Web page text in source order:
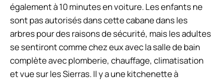
également à 10 minutes en voiture. Les enfants ne
sont pas autorisés dans cette cabane dans les
arbres pour des raisons de sécurité, mais les adultes
se sentiront comme chez eux avec la salle de bain
complète avec plomberie, chauffage, climatisation
et vue sur les Sierras. Il y a une kitchenette à